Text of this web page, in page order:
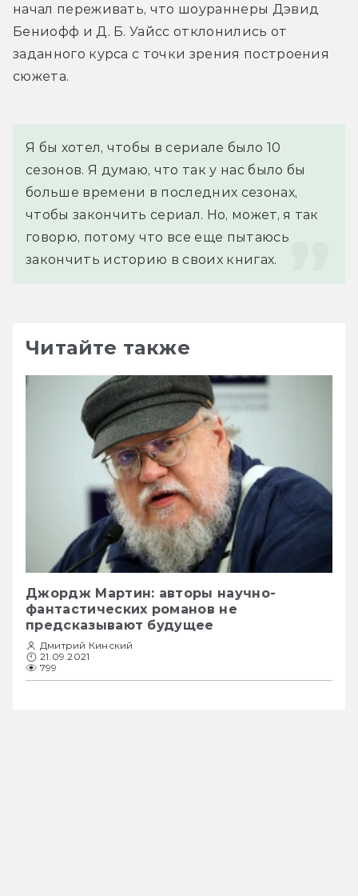
начал переживать, что шоураннеры Дэвид
Бениофф и Д. Б. Уайсс отклонились от
заданного курса с точки зрения построения
сюжета.
Я бы хотел, чтобы в сериале было 10
сезонов. Я думаю, что так у нас было бы
больше времени в последних сезонах,
чтобы закончить сериал. Но, может, я так
говорю, потому что все еще пытаюсь
закончить историю в своих книгах.
Читайте также
Джордж Мартин: авторы научно-
фантастических романов не
предсказывают будущее
Дмитрий Кинский
21.09.2021
799